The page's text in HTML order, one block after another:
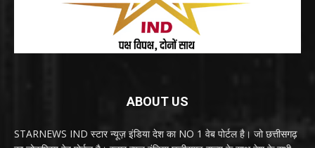
ABOUT US
STARNEWS IND स्टार न्यूज़ इंडिया देश का NO 1 वेब पोर्टल है। जो छत्तीसगढ़